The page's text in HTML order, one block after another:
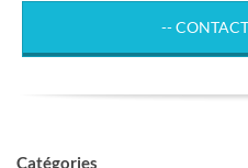
--
Catégories